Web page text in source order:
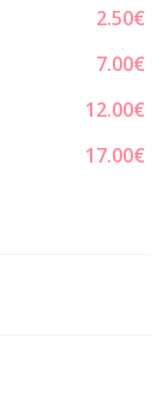
2.50€
7.00€
12.00€
17.00€